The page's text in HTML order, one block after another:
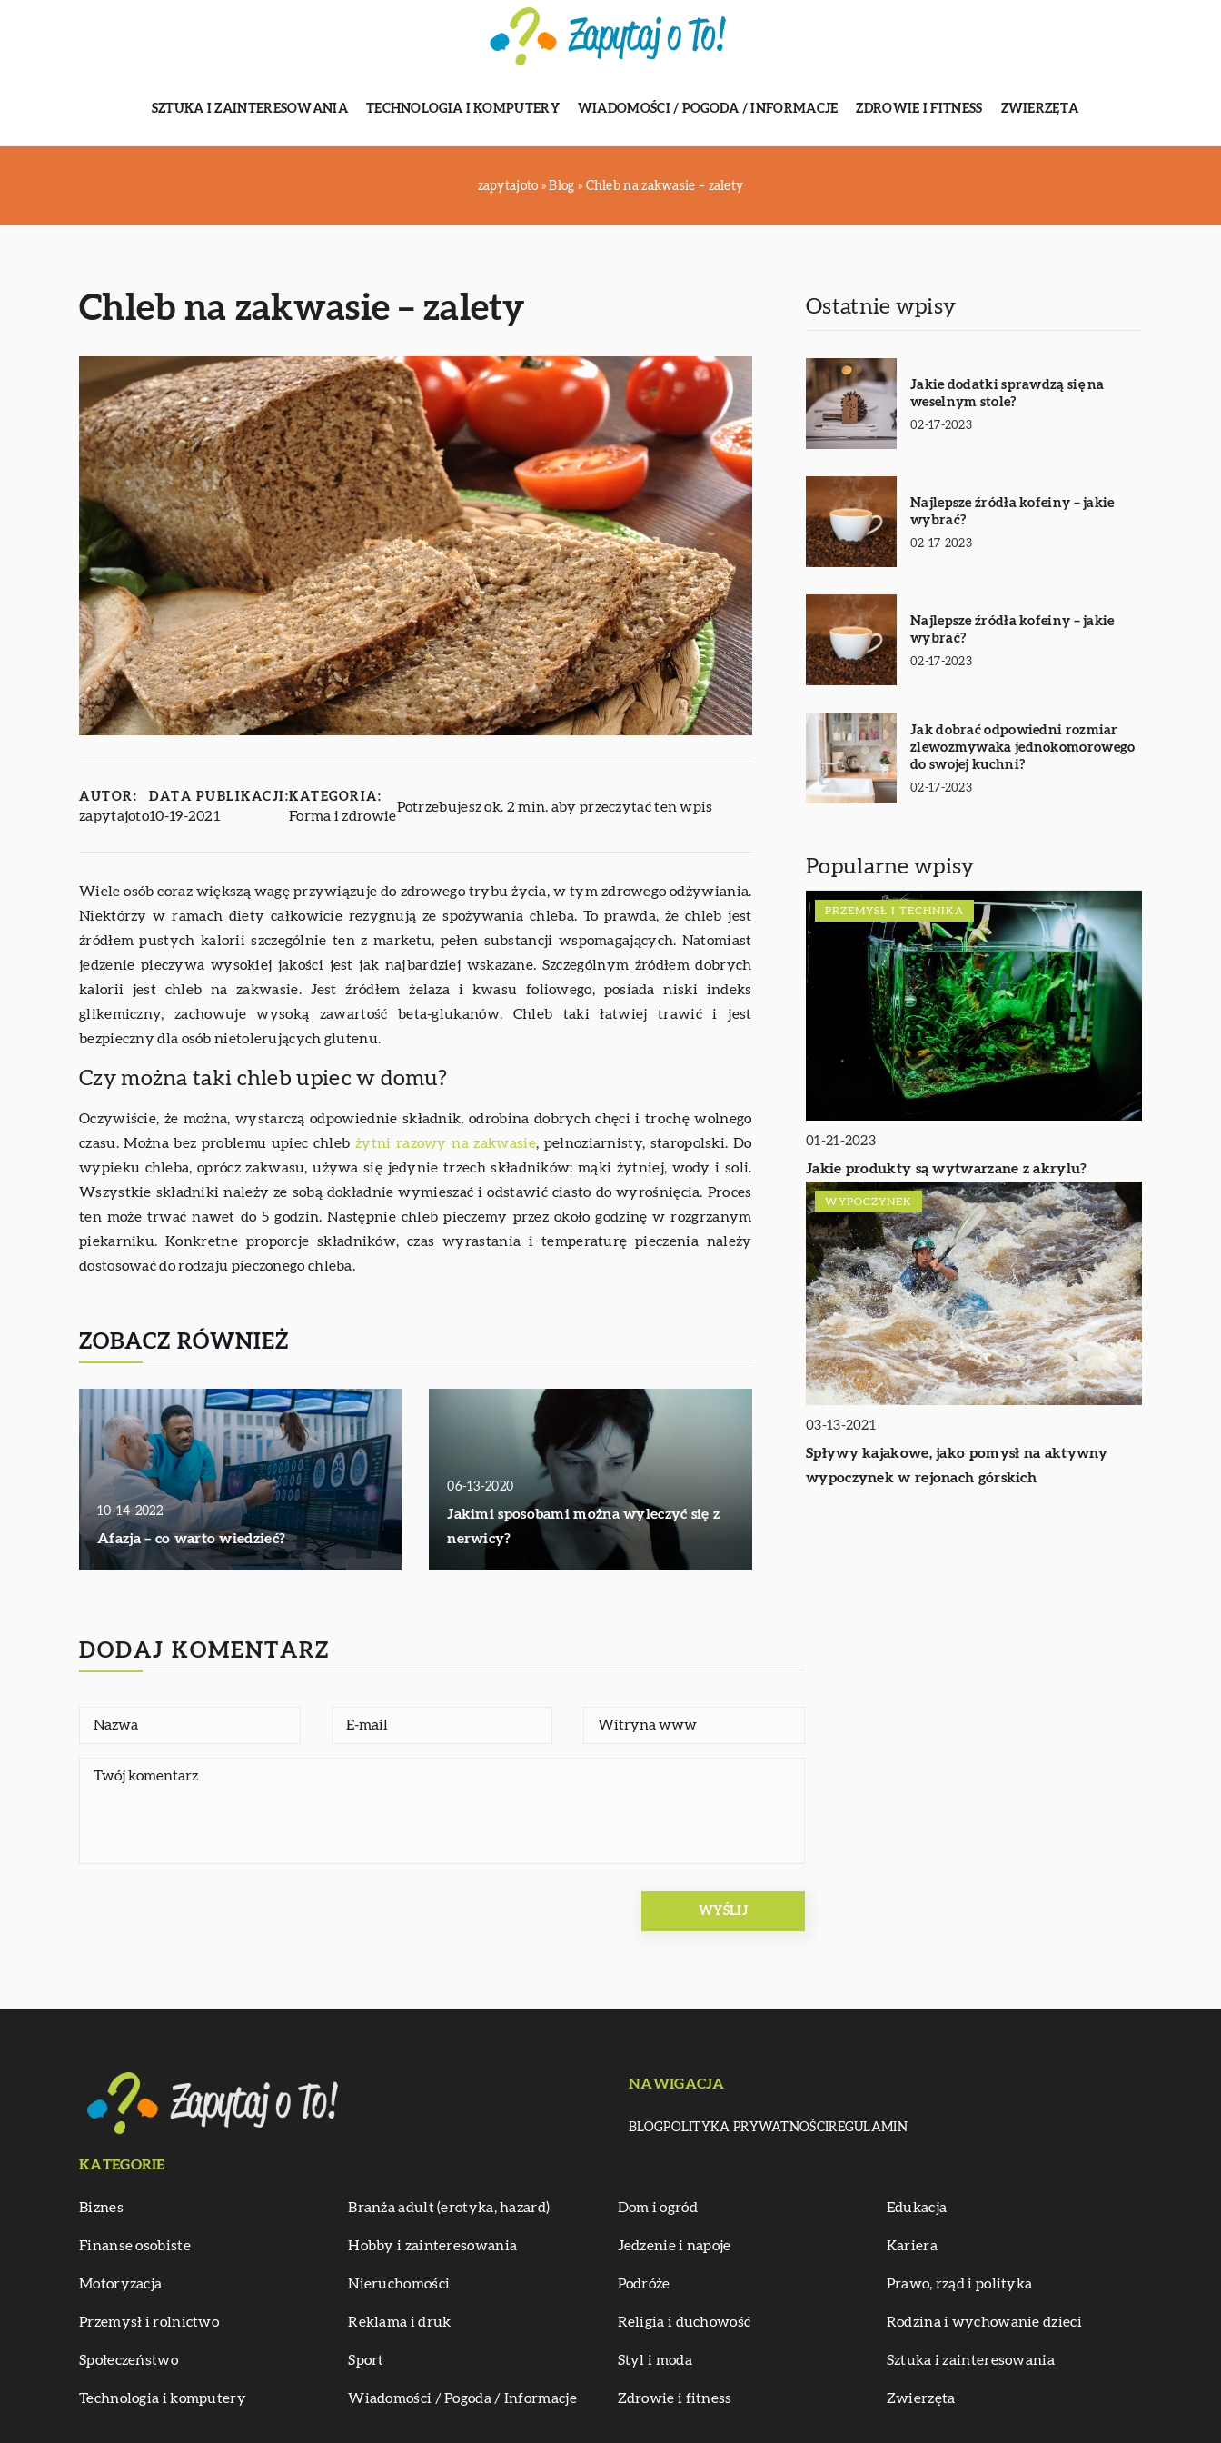
SZTUKA I ZAINTERESOWANIA TECHNOLOGIA I KOMPUTERY WIADOMOŚCI / POGODA / INFORMACJE ZDROWIE I FITNESS ZWIERZĘTA
zapytajoto »Blog » Chleb na zakwasie – zalety
Chleb na zakwasie – zalety
AUTOR:
zapytajoto
DATA PUBLIKACJI:
10-19-2021
KATEGORIA:
Forma i zdrowie
Potrzebujesz ok. 2 min. aby przeczytać ten wpis
Wiele osób coraz większą wagę przywiązuje do zdrowego trybu życia, w tym zdrowego odżywiania.
Niektórzy w ramach diety całkowicie rezygnują ze spożywania chleba. To prawda, że chleb jest
źródłem pustych kalorii szczególnie ten z marketu, pełen substancji wspomagających. Natomiast
jedzenie pieczywa wysokiej jakości jest jak najbardziej wskazane. Szczególnym źródłem dobrych
kalorii jest chleb na zakwasie. Jest źródłem żelaza i kwasu foliowego, posiada niski indeks
glikemiczny, zachowuje wysoką zawartość beta-glukanów. Chleb taki łatwiej trawić i jest
bezpieczny dla osób nietolerujących glutenu.
Czy można taki chleb upiec w domu?
Oczywiście, że można, wystarczą odpowiednie składnik, odrobina dobrych chęci i trochę wolnego
czasu. Można bez problemu upiec chleb żytni razowy na zakwasie, pełnoziarnisty, staropolski. Do
wypieku chleba, oprócz zakwasu, używa się jedynie trzech składników: mąki żytniej, wody i soli.
Wszystkie składniki należy ze sobą dokładnie wymieszać i odstawić ciasto do wyrośnięcia. Proces
ten może trwać nawet do 5 godzin. Następnie chleb pieczemy przez około godzinę w rozgrzanym
piekarniku. Konkretne proporcje składników, czas wyrastania i temperaturę pieczenia należy
dostosować do rodzaju pieczonego chleba.
ZOBACZ RÓWNIEŻ
10-14-2022
Afazja – co warto wiedzieć?
06-13-2020
Jakimi sposobami można wyleczyć się z
nerwicy?
Ostatnie wpisy
Jakie dodatki sprawdzą się na
weselnym stole?
02-17-2023
Najlepsze źródła kofeiny – jakie
wybrać?
02-17-2023
Najlepsze źródła kofeiny – jakie
wybrać?
02-17-2023
Jak dobrać odpowiedni rozmiar
zlewozmywaka jednokomorowego
do swojej kuchni?
02-17-2023
Popularne wpisy
PRZEMYSŁ I TECHNIKA
01-21-2023
Jakie produkty są wytwarzane z akrylu?
WYPOCZYNEK
03-13-2021
Spływy kajakowe, jako pomysł na aktywny
wypoczynek w rejonach górskich
DODAJ KOMENTARZ
NAWIGACJA
BLOGPOLITYKA PRYWATNOŚCIREGULAMIN
KATEGORIE
Biznes Branża adult (erotyka, hazard) Dom i ogród Edukacja
Finanse osobiste Hobby i zainteresowania Jedzenie i napoje Kariera
Motoryzacja Nieruchomości Podróże Prawo, rząd i polityka
Przemysł i rolnictwo Reklama i druk Religia i duchowość Rodzina i wychowanie dzieci
Społeczeństwo Sport Styl i moda Sztuka i zainteresowania
Technologia i komputery Wiadomości / Pogoda / Informacje Zdrowie i fitness Zwierzęta